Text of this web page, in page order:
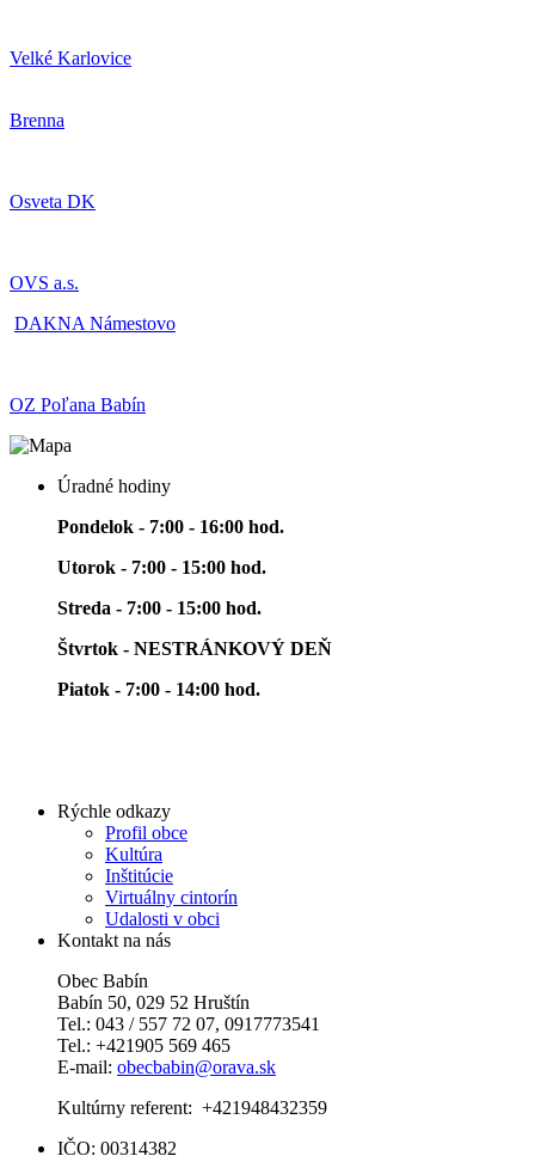
Velké Karlovice
Brenna
Osveta DK
OVS a.s.
DAKNA Námestovo
OZ Poľana Babín
Úradné hodiny
Pondelok - 7:00 - 16:00 hod.
Utorok - 7:00 - 15:00 hod.
Streda - 7:00 - 15:00 hod.
Štvrtok - NESTRÁNKOVÝ DEŇ
Piatok - 7:00 - 14:00 hod.
Rýchle odkazy
Profil obce
Kultúra
Inštitúcie
Virtuálny cintorín
Udalosti v obci
Kontakt na nás
Obec Babín
Babín 50, 029 52 Hruštín
Tel.: 043 / 557 72 07, 0917773541
Tel.: +421905 569 465
E-mail: obecbabin@orava.sk
Kultúrny referent: +421948432359
IČO: 00314382